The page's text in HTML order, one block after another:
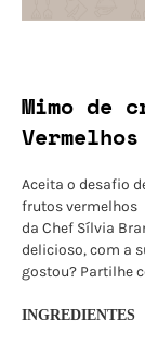
Mimo de
Vermelhos
Aceita o desafio
frutos vermelhos
da Chef Sílvia
delicioso, com a
gostou? Partilhe
INGREDIENTES